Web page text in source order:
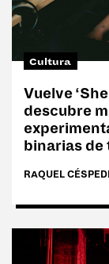
Cultura
Vuelve
descubre
binarias de
RAQUEL